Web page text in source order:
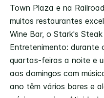
Town Plaza e na
muitos restaurantes
Wine Bar, o Stark's
Entretenimento: durante
quartas-feiras a noite e
aos domingos com
ano têm vários bares e